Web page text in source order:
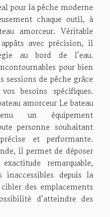
pour la pêche moderne
chaque outil, à
amorceur. Véritable
avec précision, il
au bord de l’eau.
pour bien
de pêche grâce
besoins spécifiques.
amorceur Le bateau
un équipement
personne souhaitant
et performante.
il permet de déposer
remarquable,
inaccessibles depuis la
des emplacements
d’atteindre des